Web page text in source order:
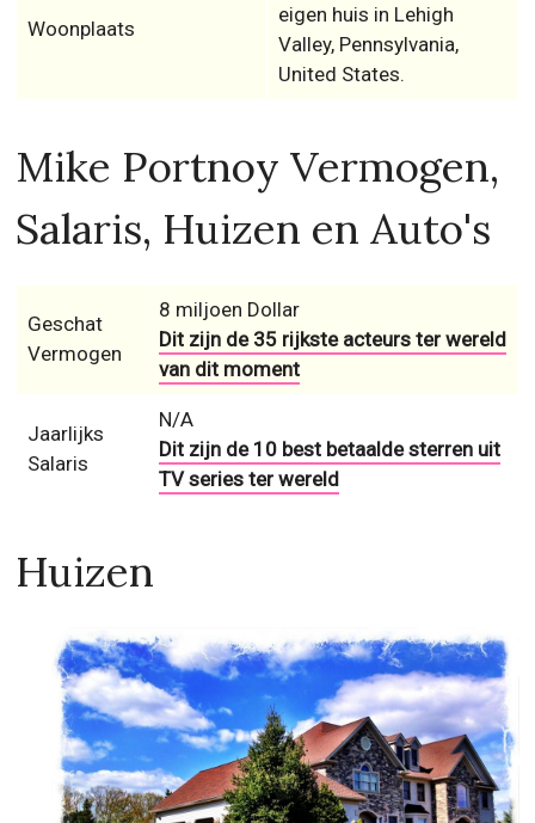
Woonplaats
eigen huis in Lehigh
Valley, Pennsylvania,
United States.
Mike Portnoy Vermogen,
Salaris, Huizen en Auto's
Geschat
Vermogen
8 miljoen Dollar
Dit zijn de 35 rijkste acteurs ter wereld
van dit moment
Jaarlijks
Salaris
N/A
Dit zijn de 10 best betaalde sterren uit
TV series ter wereld
Huizen